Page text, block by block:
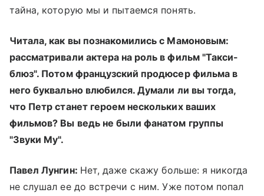
тайна, которую мы и пытаемся понять.
Читала, как вы познакомились с Мамоновым:
рассматривали актера на роль в фильм "Такси-
блюз". Потом французский продюсер фильма в
него буквально влюбился. Думали ли вы тогда,
что Петр станет героем нескольких ваших
фильмов? Вы ведь не были фанатом группы
"Звуки Му".
Павел Лунгин: Нет, даже скажу больше: я никогда
не слушал ее до встречи с ним. Уже потом попал